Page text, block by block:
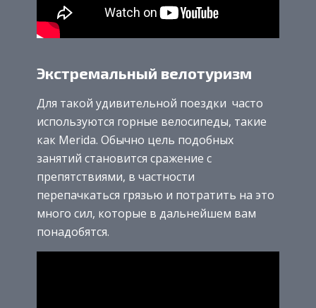
Экстремальный велотуризм
Для такой удивительной поездки часто
используются горные велосипеды, такие
как Merida. Обычно цель подобных
занятий становится сражение с
препятствиями, в частности
перепачкаться грязью и потратить на это
много сил, которые в дальнейшем вам
понадобятся.